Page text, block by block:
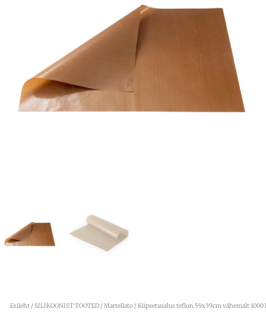
Esileht /SILIKOONIST TOOTED /Martellato / Küpsetusalus teflon 59x39cm vähemalt 1000